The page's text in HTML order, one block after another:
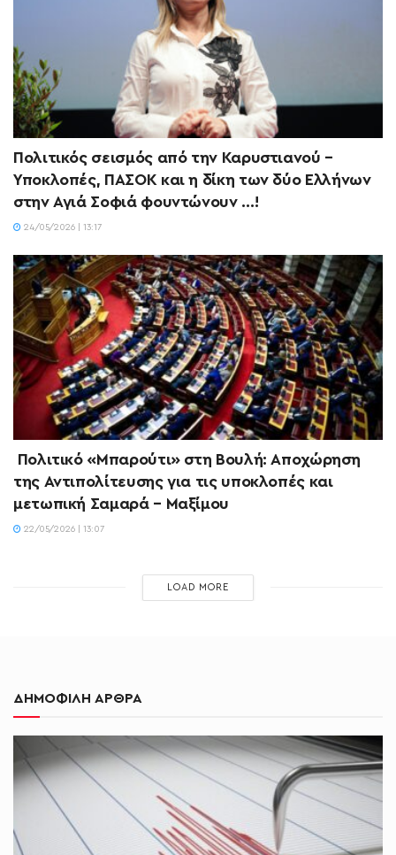
Πολιτικός σεισμός από την Καρυστιανού –
Υποκλοπές, ΠΑΣΟΚ και η δίκη των δύο Ελλήνων
στην Αγιά Σοφιά φουντώνουν …!
24/05/2026 | 13:17
Πολιτικό «Μπαρούτι» στη Βουλή: Αποχώρηση
της Αντιπολίτευσης για τις υποκλοπές και
μετωπική Σαμαρά – Μαξίμου
22/05/2026 | 13:07
LOAD MORE
ΔΗΜΟΦΙΛΗ ΑΡΘΡΑ